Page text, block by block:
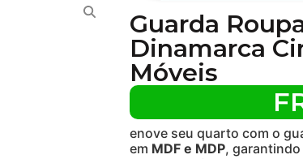
Guarda
Dinamarca
Móveis
enove seu quarto com o
em MDF e MDP,